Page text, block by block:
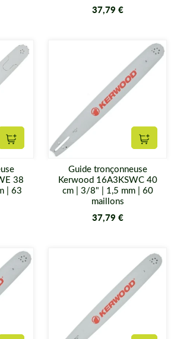
37,79 €
Ajouter au panier
38
| 63
Guide tronçonneuse
Kerwood 16A3KSWC 40
cm | 3/8" | 1,5 mm | 60
maillons
37,79 €